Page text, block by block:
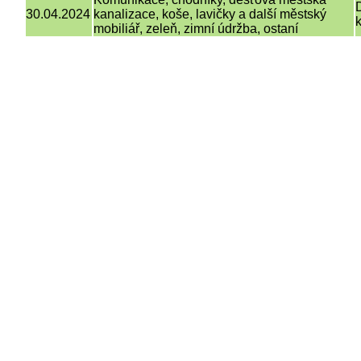
30.04.2024 kanalizace, koše, lavičky a další městský
mobiliář, zeleň, zimní údržba, ostaní